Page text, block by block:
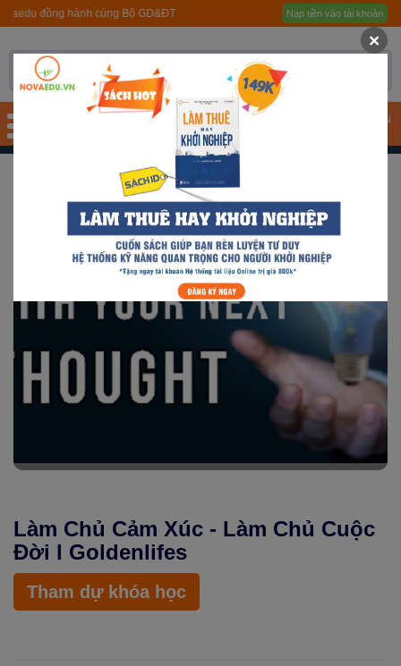
Trang chủ
Giới thiệu
Quy trình hướng nghiệp
Tài liệu
Gương sáng học sinh -
người nổi tiếng
$ Nạp tiền
hành cùng Bộ GD&ĐT Nạp tiền vào tài khoản
TÀI KHOẢN
Làm Chủ Cảm Xúc - Làm Chủ Cuộc
Đời l Goldenlifes
Tham dự khóa học
×